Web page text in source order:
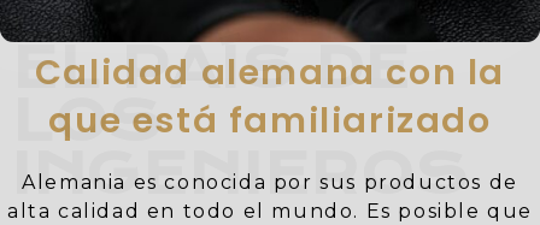
Calidad alemana con la
que está familiarizado
EL PAÍS DE
LOS
INGENIEROS
Alemania es conocida por sus productos de
alta calidad en todo el mundo. Es posible que